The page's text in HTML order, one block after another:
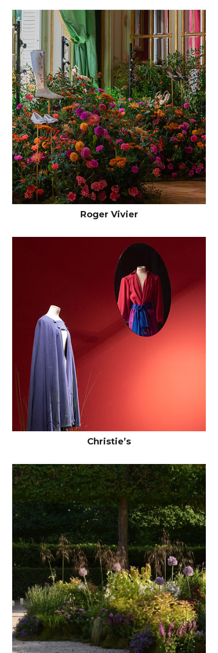
Créations
Scénographie
Végétale
Créations
Artistiques
Objets
Roger Vivier
Christie’s